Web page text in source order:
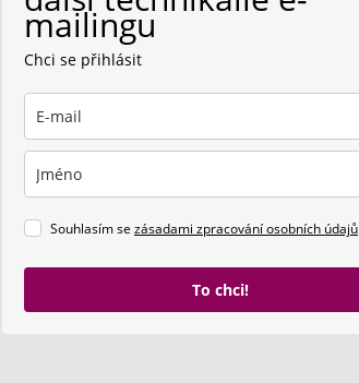
mailingu
Chci se přihlásit
Souhlasím se zásadami zpracování osobních údajů
To chci!